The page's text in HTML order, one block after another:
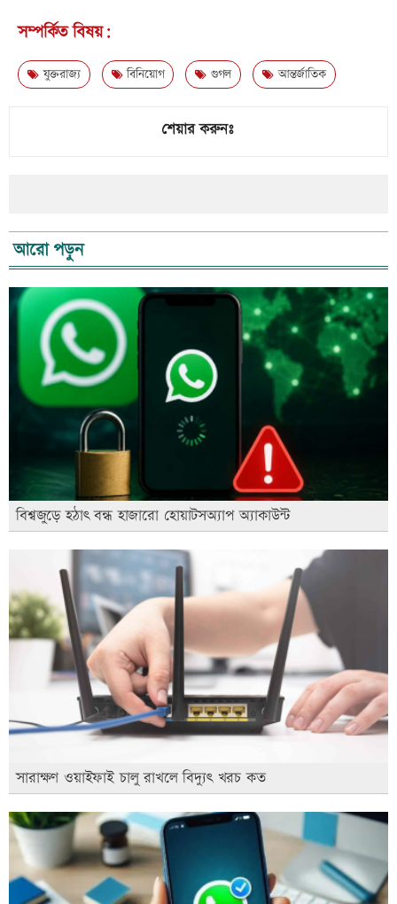
সম্পর্কিত বিষয়:
যুক্তরাজ্য বিনিয়োগ গুগল আন্তর্জাতিক
শেয়ার করুনঃ
আরো পড়ুন
বিশ্বজুড়ে হঠাৎ বন্ধ হাজারো হোয়াটসঅ্যাপ অ্যাকাউন্ট
সারাক্ষণ ওয়াইফাই চালু রাখলে বিদ্যুৎ খরচ কত